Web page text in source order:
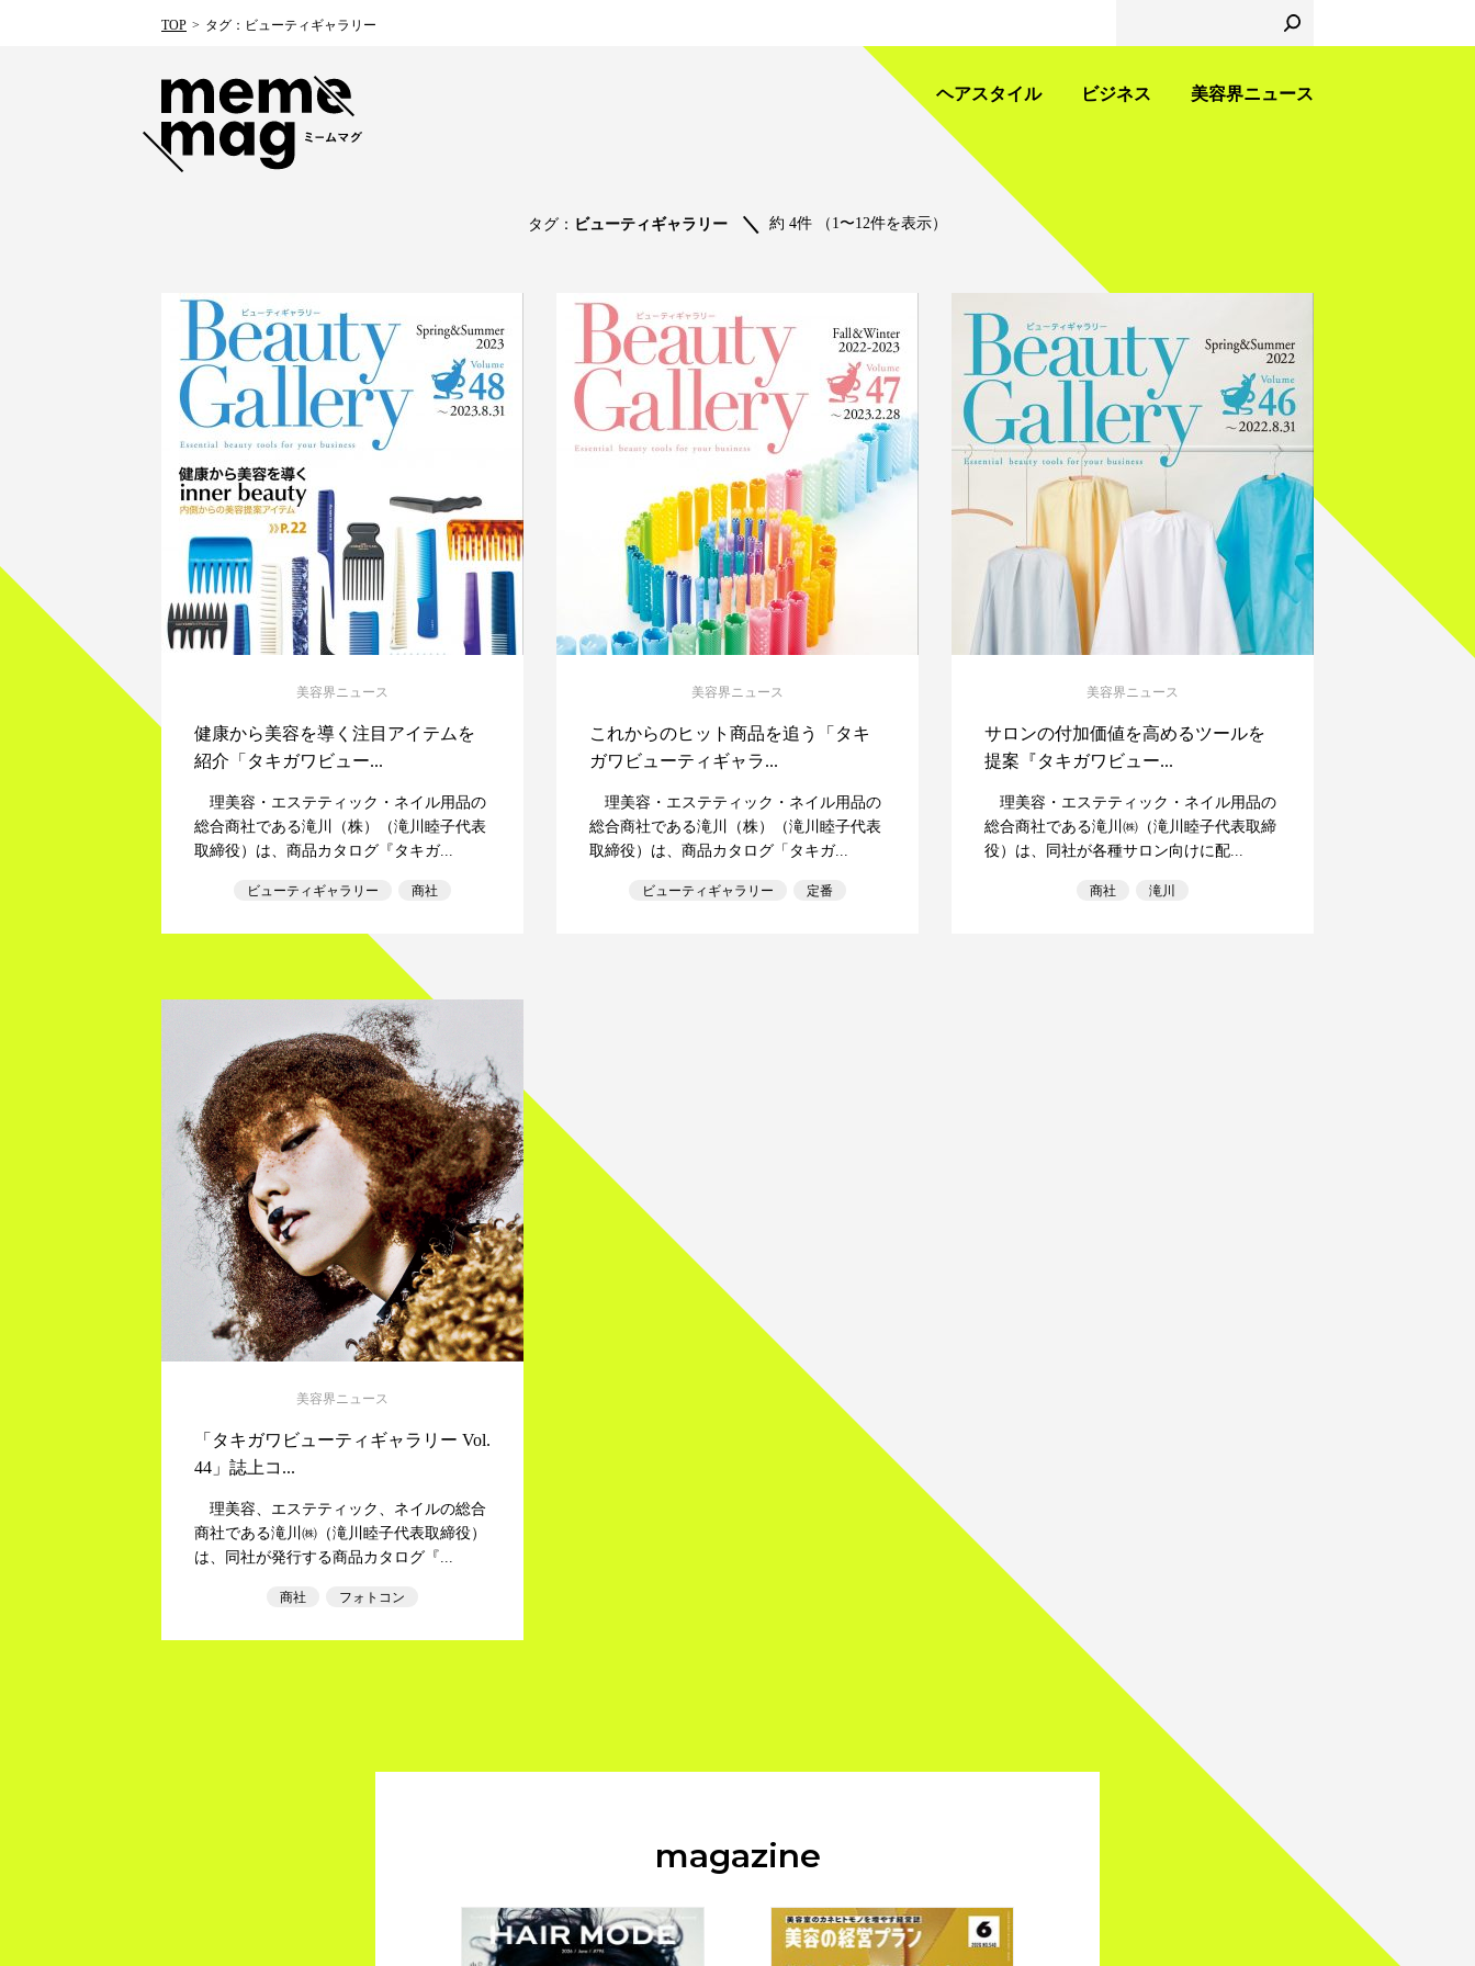
ヘアスタイル ビジネス 美容界ニュース
TOP タグ：ビューティギャラリー
タグ： ビューティギャラリー 約 4件 （1〜12件を表示）
美容界ニュース
健康から美容を導く注目アイテムを
紹介「タキガワビュー...
理美容・エステティック・ネイル用品の
総合商社である滝川（株）（滝川睦子代表
取締役）は、商品カタログ『タキガ...
ビューティギャラリー 商社
美容界ニュース
これからのヒット商品を追う「タキ
ガワビューティギャラ...
理美容・エステティック・ネイル用品の
総合商社である滝川（株）（滝川睦子代表
取締役）は、商品カタログ「タキガ...
ビューティギャラリー 定番
美容界ニュース
サロンの付加価値を高めるツールを
提案『タキガワビュー...
理美容・エステティック・ネイル用品の
総合商社である滝川㈱（滝川睦子代表取締
役）は、同社が各種サロン向けに配...
商社 滝川
美容界ニュース
「タキガワビューティギャラリー Vol.
44」誌上コ...
理美容、エステティック、ネイルの総合
商社である滝川㈱（滝川睦子代表取締役）
は、同社が発行する商品カタログ『...
商社 フォトコン
magazine